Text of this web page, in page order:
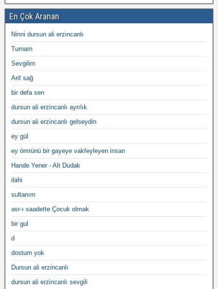
En Çok Aranan
Ninni dursun ali erzincanlı
Turnam
Sevgilim
Arif sağ
bir defa sen
dursun ali erzincanlı ayrılık
dursun ali erzincanlı gelseydin
ey gül
ey ömrünü bir gayeye vakfeyleyen insan
Hande Yener - Alt Dudak
ilahi
sultanım
asr-ı saadette Çocuk olmak
bir gul
d
dostum yok
Dursun ali erzincanlı
dursun ali erzincanlı sevgili